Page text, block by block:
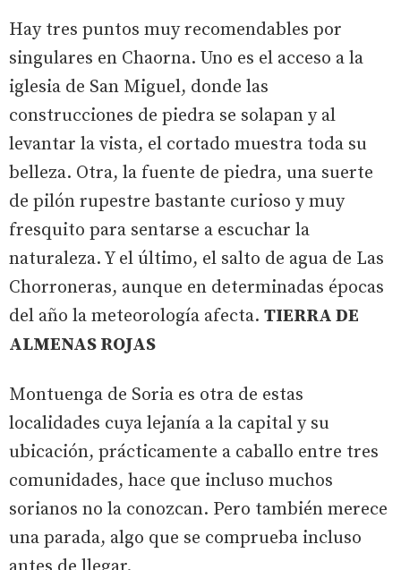
Hay tres puntos muy recomendables por
singulares en Chaorna. Uno es el acceso a la
iglesia de San Miguel, donde las
construcciones de piedra se solapan y al
levantar la vista, el cortado muestra toda su
belleza. Otra, la fuente de piedra, una suerte
de pilón rupestre bastante curioso y muy
fresquito para sentarse a escuchar la
naturaleza. Y el último, el salto de agua de Las
Chorroneras, aunque en determinadas épocas
del año la meteorología afecta. TIERRA DE
ALMENAS ROJAS
Montuenga de Soria es otra de estas
localidades cuya lejanía a la capital y su
ubicación, prácticamente a caballo entre tres
comunidades, hace que incluso muchos
sorianos no la conozcan. Pero también merece
una parada, algo que se comprueba incluso